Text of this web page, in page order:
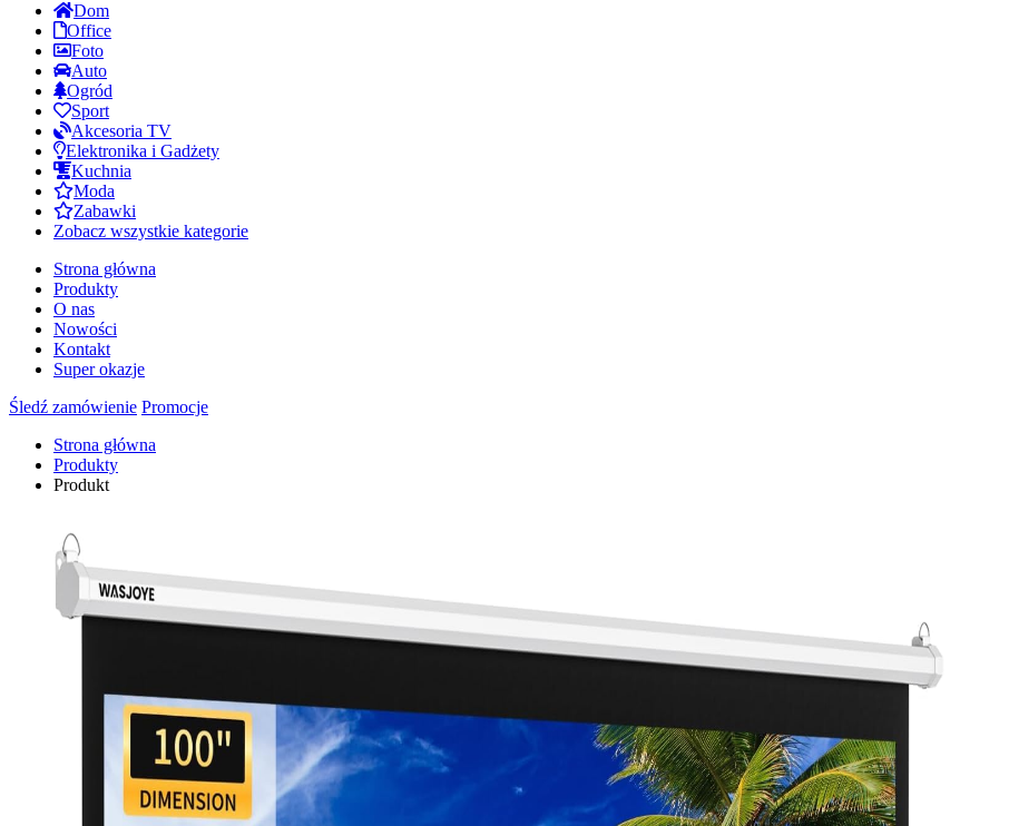
Dom
Office
Foto
Auto
Ogród
Sport
Akcesoria TV
Elektronika i Gadżety
Kuchnia
Moda
Zabawki
Zobacz wszystkie kategorie
Strona główna
Produkty
O nas
Nowości
Kontakt
Super okazje
Śledź zamówienie Promocje
Strona główna
Produkty
Produkt